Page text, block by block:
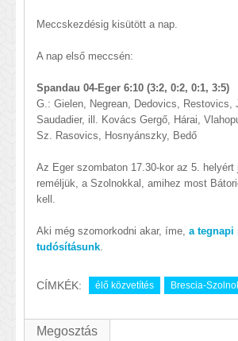
Meccskezdésig kisütött a nap.
A nap első meccsén:
Spandau 04-Eger 6:10 (3:2, 0:2, 0:1, 3:5)
G.: Gielen, Negrean, Dedovics, Restovics,
Saudadier, ill. Kovács Gergő, Hárai,
Sz. Rasovics, Hosnyánszky, Bedő
Az Eger szombaton 17.30-kor az 5. helyért
reméljük, a Szolnokkal, amihez most
kell.
Aki még szomorkodni akar, íme, a tegnapi
tudósításunk
CÍMKÉK: élő közvetítés Brescia-
Megosztás